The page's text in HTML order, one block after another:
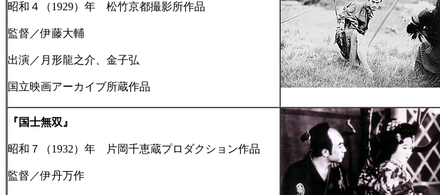
昭和４（1929）年 松竹京都撮影所作品
監督／伊藤大輔
出演／月形龍之介、金子弘
国立映画アーカイブ所蔵作品
『国士無双』
昭和７（1932）年 片岡千恵蔵プロダクション作品
監督／伊丹万作